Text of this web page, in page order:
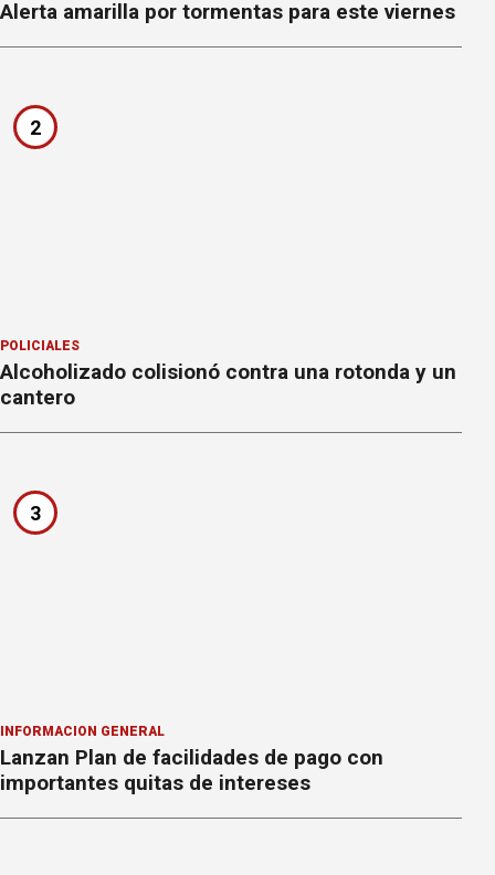
Alerta amarilla por tormentas para este viernes
2
POLICIALES
Alcoholizado colisionó contra una rotonda y un
cantero
3
INFORMACION GENERAL
Lanzan Plan de facilidades de pago con
importantes quitas de intereses